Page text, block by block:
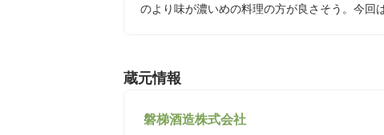
のより味が濃いめの料理の方が良さそう。今回
蔵元情報
磐梯酒造株式会社